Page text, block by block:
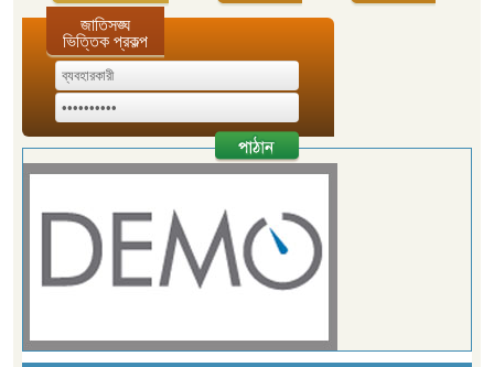
জাতিসঙ্ঘ
ভিত্তিক প্রকল্প